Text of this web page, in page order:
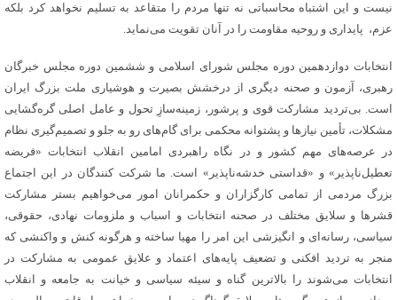
نیست و این اشتباه محاسباتی نه تنها مردم را متقاعد به تسلیم نخواهد کرد بلکه
عزم، پایداری و روحیه مقاومت را در آنان تقویت می‌نماید.
انتخابات دوازدهمین دوره مجلس شورای اسلامی و ششمین دوره مجلس خبرگان
رهبری، آزمون و صحنه دیگری از درخشش بصیرت و هوشیاری ملت بزرگ ایران
است. بی‌تردید مشارکت قوی و پرشور، زمینه‌سازِ تحول و عامل اصلی گره‌گشایی
مشکلات، تأمین نیازها و پشتوانه محکمی برای گام‌های رو به جلو و تصمیم‌گیری نظام
در عرصه‌های مهم کشور و در نگاه راهبردی امامین انقلاب انتخابات «فریضه
تعطیل‌ناپذیر» و «قداستی خدشه‌ناپذیر» است. ما شرکت کنندگان در این اجتماع
بزرگ مردمی از تمامی کارگزاران و حکمرانان امور می‌‌خواهیم بستر مشارکت
قشرها و سلایق مختلف در صحنه انتخابات و اسباب و ملزومات نهادی، حقوقی،
سیاسی، رسا‌نه‌ای و انگیزشی این امر را مهیا ساخته و هرگونه کنش و واکنشی که
منجر به تردید افکنی و تضعیف پایه‌های اعتماد و علایق عمومی به مشارکت در
انتخابات می‌شوند را بالاترین گناه و سیئه سیاسی و خیانت به جامعه و انقلاب